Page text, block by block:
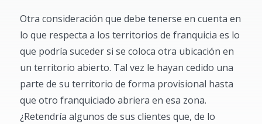
Otra consideración que debe tenerse en cuenta en
lo que respecta a los territorios de franquicia es lo
que podría suceder si se coloca otra ubicación en
un territorio abierto. Tal vez le hayan cedido una
parte de su territorio de forma provisional hasta
que otro franquiciado abriera en esa zona.
¿Retendría algunos de sus clientes que, de lo